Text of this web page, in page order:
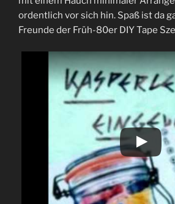
ordentlich vor sich hin. Spaß ist da
Freunde der Früh-80er DIY Tape